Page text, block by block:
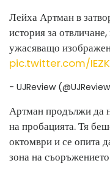
Лейха Артман в
история за
ужасяващо
pic.twitter.com/
- UJReview
Артман продължи да
на пробацията. Тя
октомври и се опита
зона на